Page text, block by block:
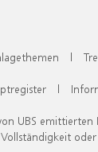
|
|
UBS